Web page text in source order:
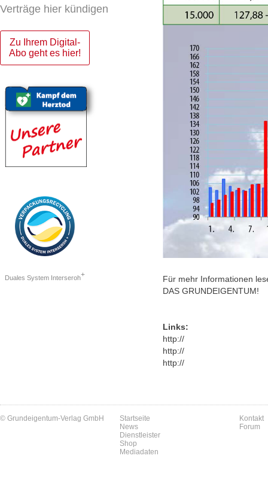
Verträge hier kündigen
Zu Ihrem Digital-
Abo geht es hier!
Duales System Interseroh+
Für mehr Informationen
DAS GRUNDEIGENTUM!
Links:
http://
http://
http://
© Grundeigentum-Verlag GmbH
Startseite
News
Dienstleister
Shop
Mediadaten
Kontakt
Forum